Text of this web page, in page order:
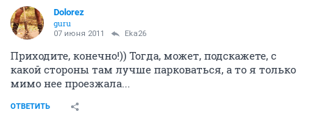
Dolorez
guru
07 июня 2011 Eka26
Приходите, конечно!)) Тогда, может, подскажете, с
какой стороны там лучше парковаться, а то я только
мимо нее проезжала...
ОТВЕТИТЬ